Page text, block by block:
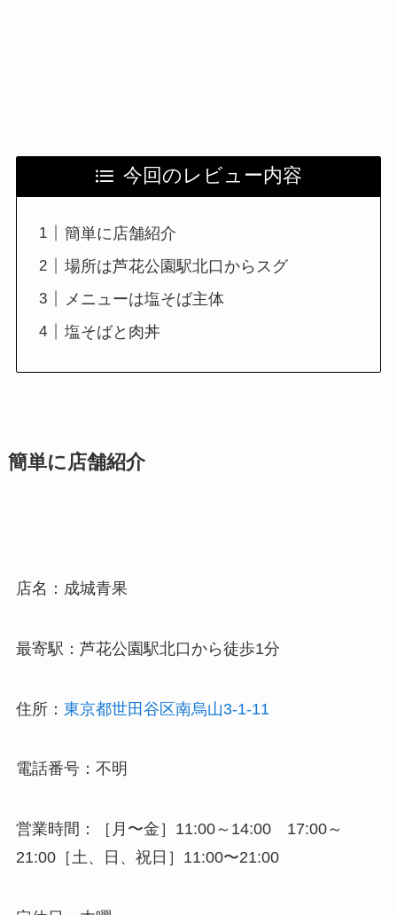
今回のレビュー内容
簡単に店舗紹介
場所は芦花公園駅北口からスグ
メニューは塩そば主体
塩そばと肉丼
簡単に店舗紹介
店名：成城青果
最寄駅：芦花公園駅北口から徒歩1分
住所： 東京都世田谷区南烏山3-1-11
電話番号：不明
営業時間：［月〜金］11:00～14:00 17:00～
21:00［土、日、祝日］11:00〜21:00